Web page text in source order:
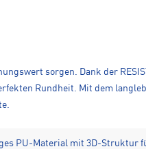
sorgen. Dank der
Rundheit. Mit dem
PU-Material mit 3D-Struktur